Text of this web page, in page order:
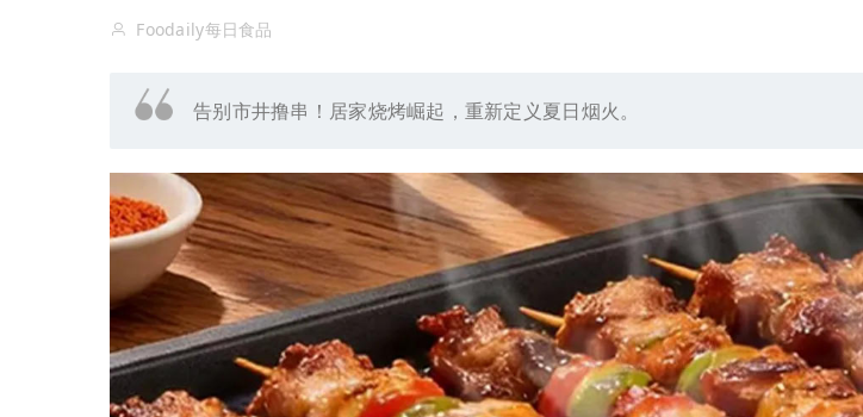
Foodaily每日食品
告别市井撸串！居家烧烤崛起，重新定义夏日烟火。